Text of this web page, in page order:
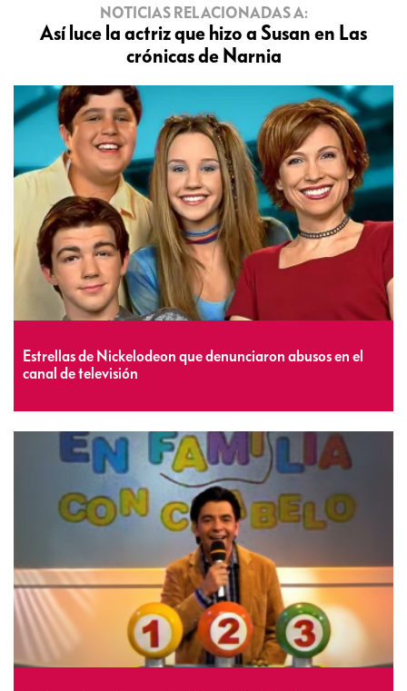
NOTICIAS RELACIONADAS A:
Así luce la actriz que hizo a Susan en Las
crónicas de Narnia
Estrellas de Nickelodeon que denunciaron abusos en el
canal de televisión